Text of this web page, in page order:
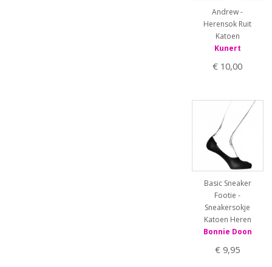
Andrew -
Herensok Ruit
Katoen
Kunert
€ 10,00
Basic Sneaker
Footie -
Sneakersokje
Katoen Heren
Bonnie Doon
€ 9,95